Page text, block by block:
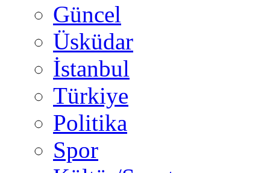
Güncel
Üsküdar
İstanbul
Türkiye
Politika
Spor